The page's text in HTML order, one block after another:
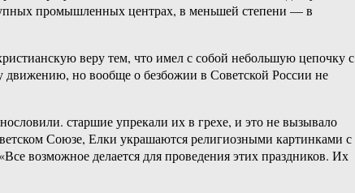
промышленных центрах, в меньшей степени — в
веру тем, что имел с собой небольшую цепочку с
движению, но вообще о безбожии в Советской России не
старшие упрекали их в грехе, и это не вызывало
Союзе, Елки украшаются религиозными картинками с
возможное делается для проведения этих праздников. Их